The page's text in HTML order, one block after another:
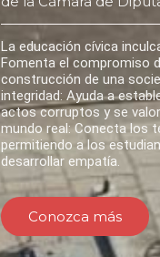
La educación cívica
Fomenta el compromiso
construcción de una
integridad: Ayuda a
actos corruptos y se
mundo real: Conecta los
permitiendo a los
desarrollar empatía.
Conozca más